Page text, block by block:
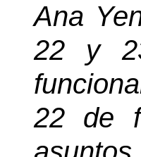
Ana
22 y
22 de